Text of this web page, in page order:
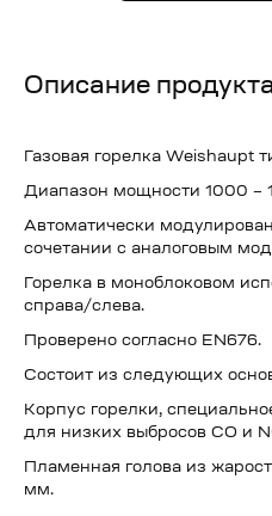
Описание продукта
Газовая горелка Weishaupt
Диапазон мощности 1000 –
Автоматически
сочетании с аналоговым
Горелка в моноблоковом
справа/слева.
Проверено согласно EN676.
Состоит из следующих
Корпус горелки,
для низких выбросов СО и
Пламенная голова из
мм.